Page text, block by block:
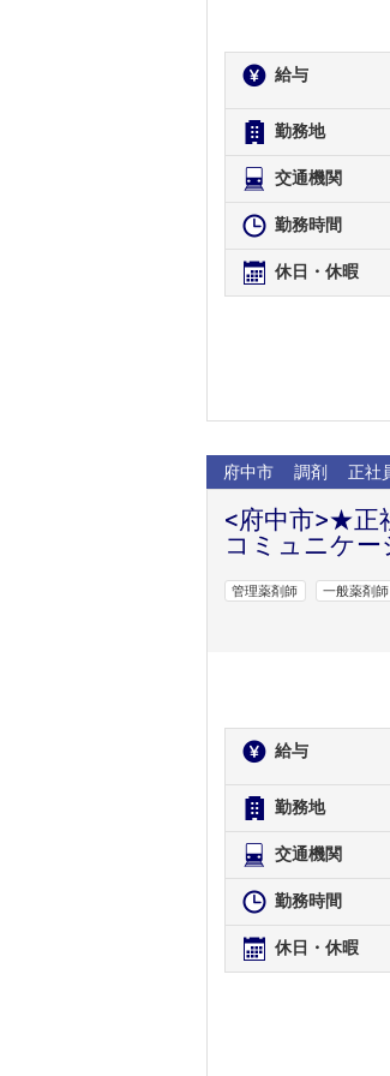
給与
勤務地
交通機関
勤務時間
休日・休暇
府中市 調剤 正社
<府中市>★正
コミュニケ
管理薬剤師 一般薬剤師
給与
勤務地
交通機関
勤務時間
休日・休暇